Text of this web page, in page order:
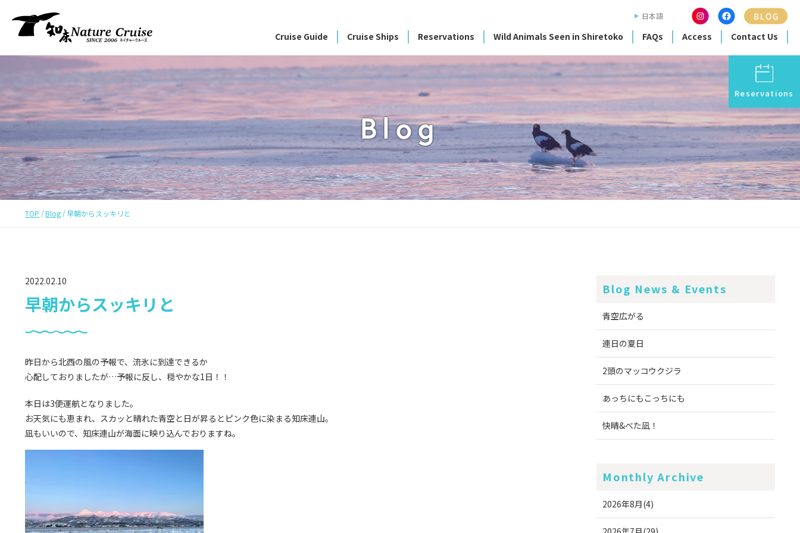
Cruise Guide Cruise Ships Reservations Wild Animals Seen in Shiretoko FAQs Access Contact Us
日本語
Reservations
Blog
TOP Blog 早朝からスッキリと
2022.02.10
早朝からスッキリと
昨日から北西の風の予報で、流氷に到達できるか
心配しておりましたが…予報に反し、穏やかな1日！！
本日は3便運航となりました。
お天気にも恵まれ、スカッと晴れた青空と日が昇るとピンク色に染まる知床連山。
凪もいいので、知床連山が海面に映り込んでおりますね。
Blog News & Events
青空広がる
連日の夏日
2頭のマッコウクジラ
あっちにもこっちにも
快晴&べた凪！
Monthly Archive
2026年8月(4)